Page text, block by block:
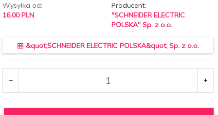
Wysyłka od:
16.00 PLN
Producent:
"SCHNEIDER ELECTRIC
POLSKA" Sp. z o.o.
&quot;SCHNEIDER ELECTRIC POLSKA&quot; Sp. z o.o.